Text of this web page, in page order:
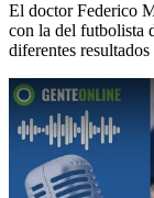
El doctor Federico
con la del futbolista
diferentes